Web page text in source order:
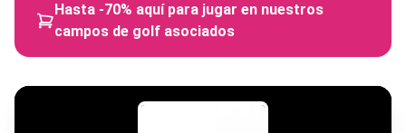
Hasta -70% aquí para jugar en nuestros
campos de golf asociados